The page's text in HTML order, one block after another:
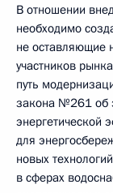
В отношении
необходимо
не оставляющие
участников
путь
закона №261 об
энергетической
для
новых
в сферах